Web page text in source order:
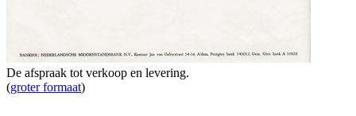
De afspraak tot verkoop en levering.
(groter formaat)